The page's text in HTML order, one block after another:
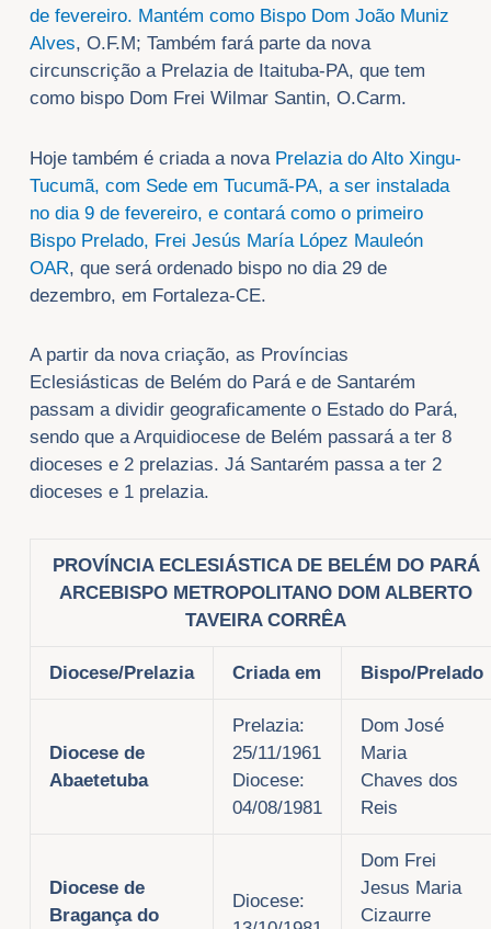
de fevereiro. Mantém como Bispo Dom João Muniz
Alves, O.F.M; Também fará parte da nova
circunscrição a Prelazia de Itaituba-PA, que tem
como bispo Dom Frei Wilmar Santin, O.Carm.
Hoje também é criada a nova Prelazia do Alto Xingu-
Tucumã, com Sede em Tucumã-PA, a ser instalada
no dia 9 de fevereiro, e contará como o primeiro
Bispo Prelado, Frei Jesús María López Mauleón
OAR, que será ordenado bispo no dia 29 de
dezembro, em Fortaleza-CE.
A partir da nova criação, as Províncias
Eclesiásticas de Belém do Pará e de Santarém
passam a dividir geograficamente o Estado do Pará,
sendo que a Arquidiocese de Belém passará a ter 8
dioceses e 2 prelazias. Já Santarém passa a ter 2
dioceses e 1 prelazia.
PROVÍNCIA ECLESIÁSTICA DE BELÉM DO PARÁ
ARCEBISPO METROPOLITANO DOM ALBERTO
TAVEIRA CORRÊA
Diocese/Prelazia Criada em Bispo/Prelado
Diocese de
Abaetetuba
Prelazia:
25/11/1961
Diocese:
04/08/1981
Dom José
Maria
Chaves dos
Reis
Diocese de
Bragança do
Diocese:
Dom Frei
Jesus Maria
Cizaurre